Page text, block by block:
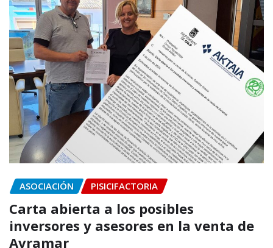
ASOCIACIÓN PISICIFACTORIA
Carta abierta a los posibles
inversores y asesores en la venta de
Avramar